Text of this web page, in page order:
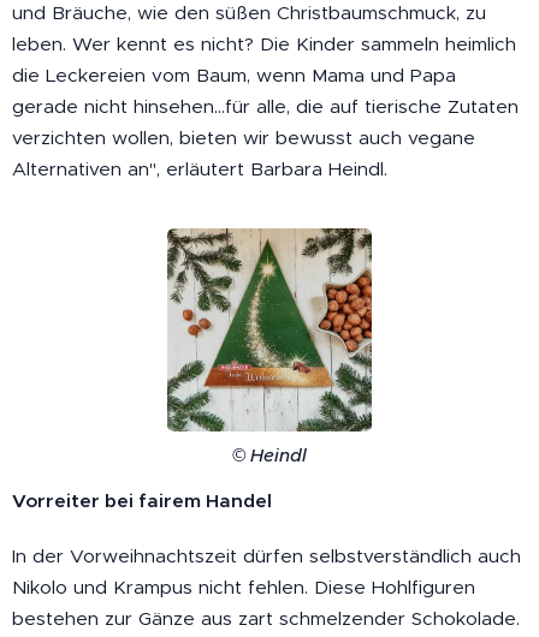
und Bräuche, wie den süßen Christbaumschmuck, zu
leben. Wer kennt es nicht? Die Kinder sammeln heimlich
die Leckereien vom Baum, wenn Mama und Papa
gerade nicht hinsehen...für alle, die auf tierische Zutaten
verzichten wollen, bieten wir bewusst auch vegane
Alternativen an", erläutert Barbara Heindl.
© Heindl
Vorreiter bei fairem Handel
In der Vorweihnachtszeit dürfen selbstverständlich auch
Nikolo und Krampus nicht fehlen. Diese Hohlfiguren
bestehen zur Gänze aus zart schmelzender Schokolade.